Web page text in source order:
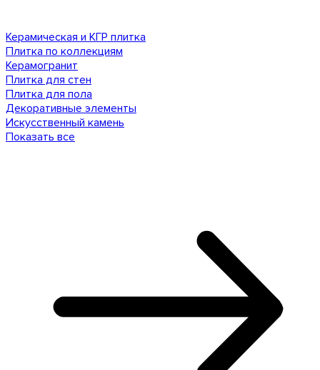
Керамическая и КГР плитка
Плитка по коллекциям
Керамогранит
Плитка для стен
Плитка для пола
Декоративные элементы
Искусственный камень
Показать все